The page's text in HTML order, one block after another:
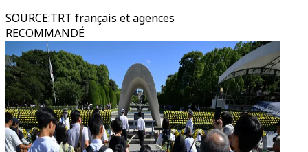
SOURCE:TRT français et agences
RECOMMANDÉ